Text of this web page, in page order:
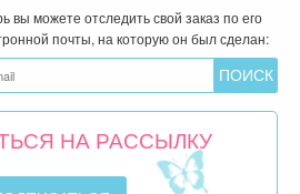
вы можете отследить свой заказ по его
почты, на которую он был сделан:
НА РАССЫЛКУ